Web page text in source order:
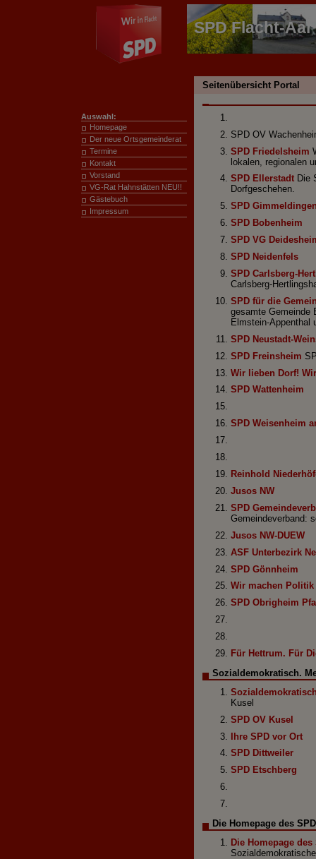
SPD Flacht-Aar
Auswahl:
Homepage
Der neue Ortsgemeinderat
Termine
Kontakt
Vorstand
VG-Rat Hahnstätten NEU!!
Gästebuch
Impressum
Seitenübersicht Portal
SPD OV
SPD Friedelsheim
lokalen, regionalen
SPD Ellerstadt Die
Dorfgeschehen.
SPD
SPD Bobenheim
SPD VG
SPD Neidenfels
SPD Carlsberg-
Carlsberg-
SPD für die
gesamte Gemeinde
Elmstein-Appenthal
SPD Neustadt-
SPD Freinsheim
Wir lieben Dorf!
SPD Wattenheim
SPD Weisenheim
Reinhold
Jusos NW
SPD
Gemeindeverband:
Jusos NW-DUEW
ASF Unterbezirk
SPD Gönnheim
Wir machen
SPD Obrigheim
Für Hettrum. Für
Sozialdemokratisch.
Kusel
SPD OV Kusel
Ihre SPD vor Ort
SPD Dittweiler
SPD Etschberg
Die Homepage des
Die Homepage